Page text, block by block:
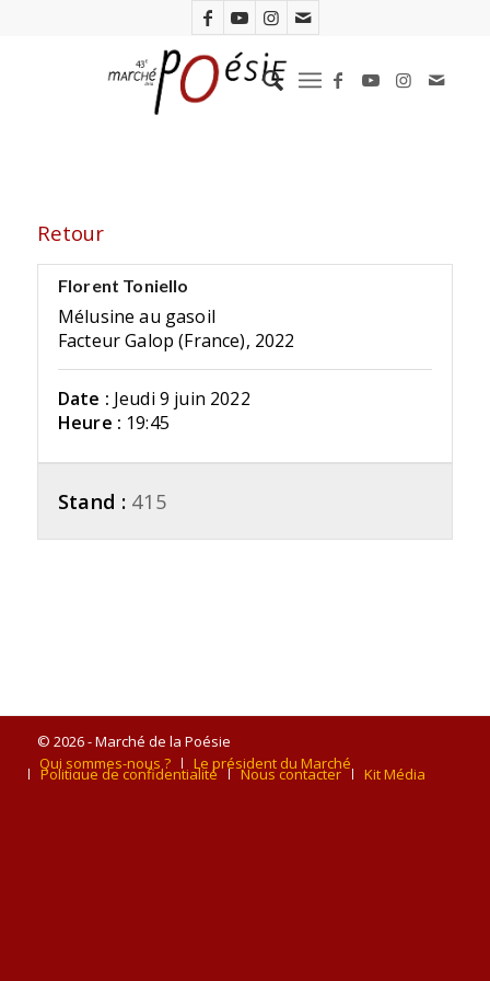
Retour
Florent Toniello
Mélusine au gasoil
Facteur Galop (France), 2022
Date : Jeudi 9 juin 2022
Heure : 19:45
Stand : 415
© 2026 - Marché de la Poésie
Qui sommes-nous ?
Le président du Marché
Politique de confidentialité Nous contacter Kit Média